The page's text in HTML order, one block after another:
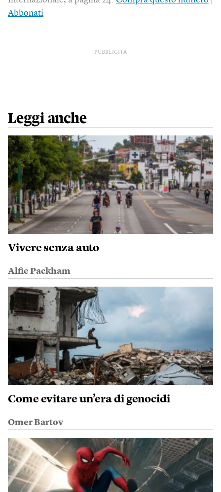
Abbonati
PUBBLICITÀ
Leggi anche
Vivere senza auto
Alfie Packham
Come evitare un’era di genocidi
Omer Bartov